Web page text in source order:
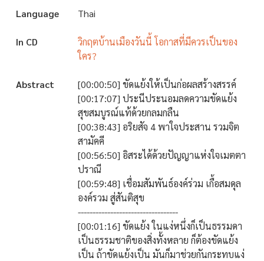
Language Thai
In CD
วิกฤตบ้านเมืองวันนี้ โอกาสที่มีควรเป็นของ
ใคร?
Abstract
[00:00:50] ขัดแย้งให้เป็นก่อผลสร้างสรรค์
[00:17:07] ประนีประนอมลดความขัดแย้ง
สุขสมบูรณ์แท้ด้วยกลมกลืน
[00:38:43] อริยสัจ 4 พาใจประสาน รวมจิต
สามัคคี
[00:56:50] อิสระได้ด้วยปัญญาแห่งใจเมตตา
ปราณี
[00:59:48] เชื่อมสัมพันธ์องค์ร่วม เกื้อสมดุล
องค์รวม สู่สันติสุข
----------------------------------
[00:01:16] ขัดแย้ง ในแง่หนึ่งก็เป็นธรรมดา
เป็นธรรมชาติของสิ่งทั้งหลาย ก็ต้องขัดแย้ง
เป็น ถ้าขัดแย้งเป็น มันก็มาช่วยกันกระทบแง่